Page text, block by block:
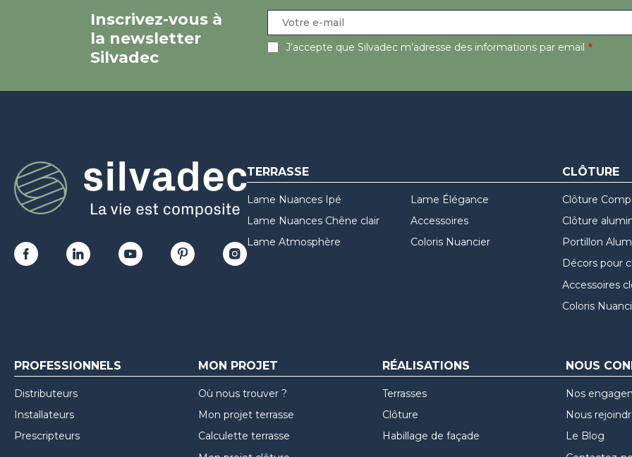
Inscrivez-vous à
la newsletter
Silvadec
J’accepte que Silvadec m’adresse des informations par email
TERRASSE
Lame Nuances Ipé
Lame Nuances Chêne clair
Lame Atmosphère
Lame Élégance
Accessoires
Coloris Nuancier
CLÔTURE
Clôture
Clôture
Portillon
Décors pour
Accessoires
Coloris
PROFESSIONNELS
Distributeurs
Installateurs
Prescripteurs
MON PROJET
Où nous trouver ?
Mon projet terrasse
Calculette terrasse
RÉALISATIONS
Terrasses
Clôture
Habillage de façade
NOUS
Nos
Nous
Le Blog